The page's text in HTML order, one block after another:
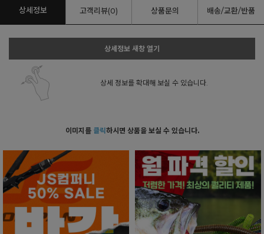
상세정보 고객리뷰(0) 상품문의 배송/교환/반품
상세정보 새창 열기
상세 정보를 확대해 보실 수 있습니다.
이미지를 클릭하시면 상품을 보실 수 있습니다.